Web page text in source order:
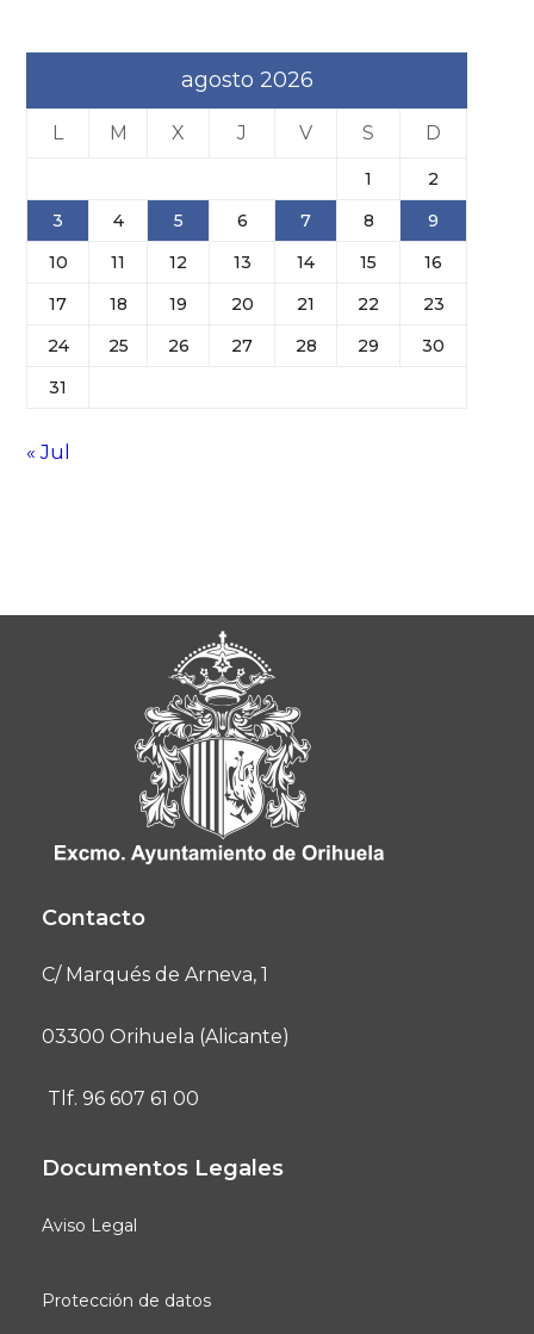
agosto 2026
L M X J V S D
1
2
3
4 5 6 7 8
9
10
11 12 13 14 15
16
17
18 19 20 21 22
23
24
25 26 27 28 29
30
31
« Jul
Contacto
C/ Marqués de Arneva, 1
03300 Orihuela (Alicante)
Tlf. 96 607 61 00
Documentos Legales
Aviso Legal
Protección de datos